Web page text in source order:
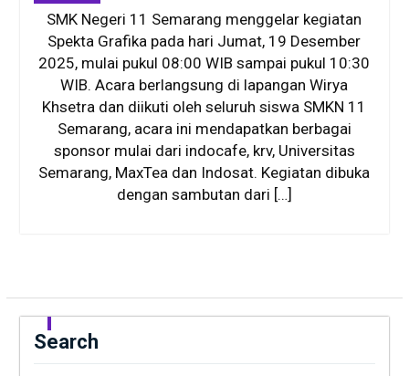
SMK Negeri 11 Semarang menggelar kegiatan
Spekta Grafika pada hari Jumat, 19 Desember
2025, mulai pukul 08:00 WIB sampai pukul 10:30
WIB. Acara berlangsung di lapangan Wirya
Khsetra dan diikuti oleh seluruh siswa SMKN 11
Semarang, acara ini mendapatkan berbagai
sponsor mulai dari indocafe, krv, Universitas
Semarang, MaxTea dan Indosat. Kegiatan dibuka
dengan sambutan dari […]
Search